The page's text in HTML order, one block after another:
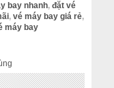
bay nhanh, đặt vé
, vé máy bay giá rẻ,
máy bay